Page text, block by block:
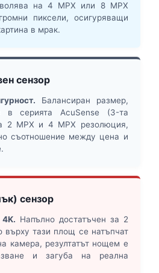
на 4 MPX или 8 MPX
пиксели, осигуряващи
в мрак.
сензор
Балансиран размер,
в серията AcuSense (3-та
2 MPX и 4 MPX резолюция,
съотношение между цена и
сензор
4K. Напълно достатъчен за 2
върху тази площ се натъпчат
камера, резултатът нощем е
и загуба на реална